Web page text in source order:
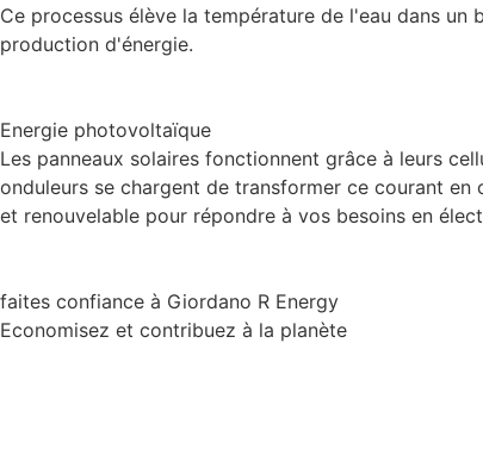
Ce processus élève la température de l'eau dans
production d'énergie.
Energie photovoltaïque
Les panneaux solaires fonctionnent grâce à leurs
onduleurs se chargent de transformer ce courant
et renouvelable pour répondre à vos besoins en
faites confiance à Giordano R Energy
Economisez et contribuez à la planète